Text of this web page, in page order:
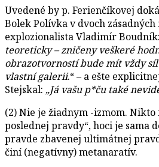
Uvedené by p. Ferienčíkovej
Bolek Polívka v dvoch
explozionalista Vladimír
teoreticky – zničeny veškeré
obrazotvorností bude mít vždy
vlastní galerii.“ – a ešte
Stejskal: „Já vašu p*ču také
(2) Nie je žiadnym -izmom. Nikto
poslednej pravdy“, hoci je sama
pravde zbavenej ultimátnej
činí (negatívny) metanaratív.